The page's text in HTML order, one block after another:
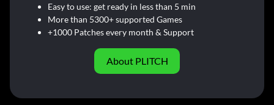
Easy to use: get ready in less than 5 min
More than 5300+ supported Games
+1000 Patches every month & Support
About PLITCH